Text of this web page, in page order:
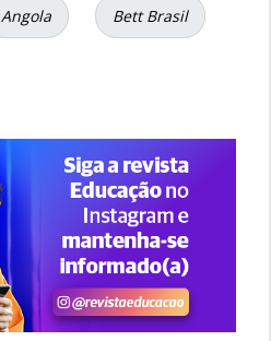
Angola Bett Brasil